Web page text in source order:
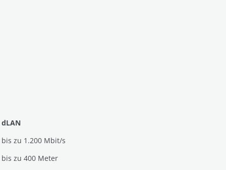
dLAN
bis zu 1.200 Mbit/s
bis zu 400 Meter